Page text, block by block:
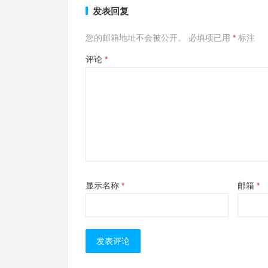
发表回复
您的邮箱地址不会被公开。 必填项已用 * 标注
评论 *
显示名称 * 邮箱 *